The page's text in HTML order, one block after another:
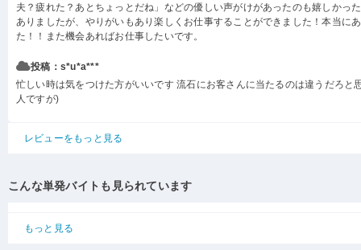
夫？疲れた？あとちょっとだね」などの優しい声がけがあったのも嬉しかっ
ありましたが、やりがいもあり楽しくお仕事することができました！本当に
た！！また機会あればお仕事したいです。
投稿：s*u*a***
忙しい時は気をつけた方がいいです 流石にお客さんに当たるのは違うだろと
人ですが)
レビューをもっと見る
こんな単発バイトも見られています
もっと見る